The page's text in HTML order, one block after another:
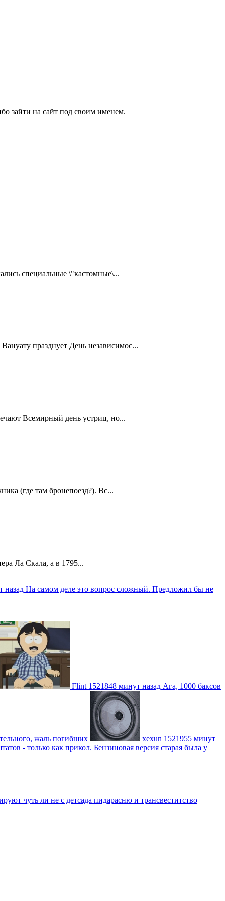
зайти на сайт под своим именем.
специальные \"кастомные\...
празднует День независимос...
Всемирный день устриц, но...
(где там бронепоезд?). Вс...
Ла Скала, а в 1795...
назад На самом деле это вопрос сложный. Предложил бы не
Flint 1521848 минут назад Ага, 1000 баксов
жаль погибших xexun 1521955 минут
- только как прикол. Бензиновая версия старая была у
чуть ли не с детсада пидарасню и трансвеститство